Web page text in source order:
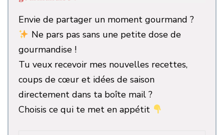
Envie de partager un moment gourmand ?
Ne pars pas sans une petite dose de
gourmandise !
Tu veux recevoir mes nouvelles recettes,
coups de cœur et idées de saison
directement dans ta boîte mail ?
Choisis ce qui te met en appétit